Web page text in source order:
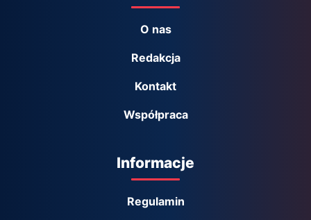
O nas
Redakcja
Kontakt
Współpraca
Informacje
Regulamin